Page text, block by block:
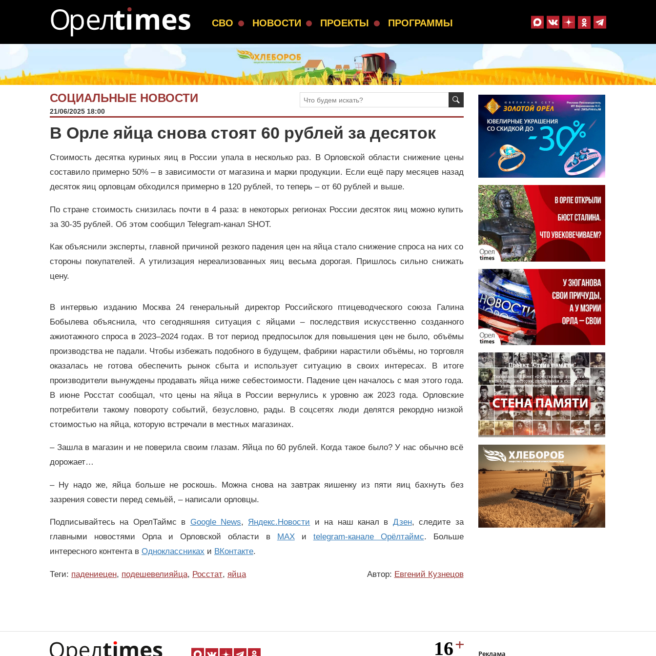
СВО НОВОСТИ ПРОЕКТЫ ПРОГРАММЫ
СОЦИАЛЬНЫЕ НОВОСТИ
21/06/2025 18:00
В Орле яйца снова стоят 60 рублей за десяток
Стоимость десятка куриных яиц в России упала в несколько раз. В Орловской области снижение цены
составило примерно 50% – в зависимости от магазина и марки продукции. Если ещё пару месяцев назад
десяток яиц орловцам обходился примерно в 120 рублей, то теперь – от 60 рублей и выше.
По стране стоимость снизилась почти в 4 раза: в некоторых регионах России десяток яиц можно купить
за 30-35 рублей. Об этом сообщил Telegram-канал SHOT.
Как объяснили эксперты, главной причиной резкого падения цен на яйца стало снижение спроса на них со
стороны покупателей. А утилизация нереализованных яиц весьма дорогая. Пришлось сильно снижать
цену.
В интервью изданию Москва 24 генеральный директор Российского птицеводческого союза Галина
Бобылева объяснила, что сегодняшняя ситуация с яйцами – последствия искусственно созданного
ажиотажного спроса в 2023–2024 годах. В тот период предпосылок для повышения цен не было, объёмы
производства не падали. Чтобы избежать подобного в будущем, фабрики нарастили объёмы, но торговля
оказалась не готова обеспечить рынок сбыта и использует ситуацию в своих интересах. В итоге
производители вынуждены продавать яйца ниже себестоимости. Падение цен началось с мая этого года.
В июне Росстат сообщал, что цены на яйца в России вернулись к уровню аж 2023 года. Орловские
потребители такому повороту событий, безусловно, рады. В соцсетях люди делятся рекордно низкой
стоимостью на яйца, которую встречали в местных магазинах.
– Зашла в магазин и не поверила своим глазам. Яйца по 60 рублей. Когда такое было? У нас обычно всё
дорожает…
– Ну надо же, яйца больше не роскошь. Можна снова на завтрак яишенку из пяти яиц бахнуть без
зазрения совести перед семьёй, – написали орловцы.
Подписывайтесь на ОрелТаймс в Google News, Яндекс.Новости и на наш канал в Дзен, следите за
главными новостями Орла и Орловской области в
MAXи telegram-канале Орёлтаймс. Больше
интересного контента в Одноклассниках и ВКонтакте.
Теги: падениецен, подешевелияйца, Росстат, яйца Автор: Евгений Кузнецов
Реклама